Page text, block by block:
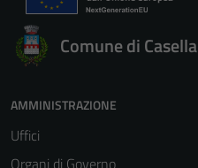
Comune di Casella
AMMINISTRAZIONE
Uffici
Organi di Governo